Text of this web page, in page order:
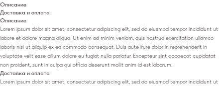
Описание
Доставка и оплата
Описание
Lorem ipsum dolor sit amet, consectetur adipiscing elit, sed do eiusmod tempor incididunt ut
labore et dolore magna aliqua. Ut enim ad minim veniam, quis nostrud exercitation ullamco
laboris nisi ut aliquip ex ea commodo consequat. Duis aute irure dolor in reprehenderit in
voluptate velit esse cillum dolore eu fugiat nulla pariatur. Excepteur sint occaecat cupidatat
non proident, sunt in culpa qui officia deserunt mollit anim id est laborum.
Доставка и оплата
Lorem ipsum dolor sit amet, consectetur adipiscing elit, sed do eiusmod tempor incididunt ut